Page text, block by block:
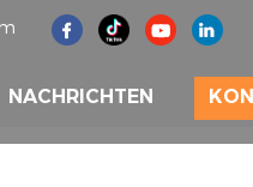
NACHRICHTEN